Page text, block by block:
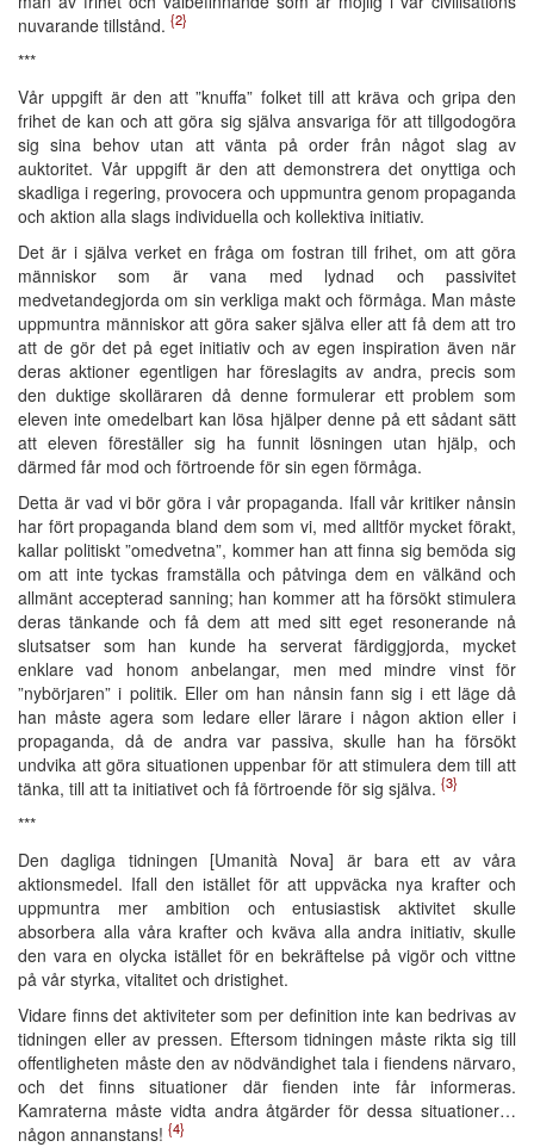
nuvarande tillstånd. {2}
***
Vår uppgift är den att ”knuffa” folket till att kräva och gripa den
frihet de kan och att göra sig själva ansvariga för att tillgodogöra
sig sina behov utan att vänta på order från något slag av
auktoritet. Vår uppgift är den att demonstrera det onyttiga och
skadliga i regering, provocera och uppmuntra genom propaganda
och aktion alla slags individuella och kollektiva initiativ.
Det är i själva verket en fråga om fostran till frihet, om att göra
människor som är vana med lydnad och passivitet
medvetandegjorda om sin verkliga makt och förmåga. Man måste
uppmuntra människor att göra saker själva eller att få dem att tro
att de gör det på eget initiativ och av egen inspiration även när
deras aktioner egentligen har föreslagits av andra, precis som
den duktige skolläraren då denne formulerar ett problem som
eleven inte omedelbart kan lösa hjälper denne på ett sådant sätt
att eleven föreställer sig ha funnit lösningen utan hjälp, och
därmed får mod och förtroende för sin egen förmåga.
Detta är vad vi bör göra i vår propaganda. Ifall vår kritiker nånsin
har fört propaganda bland dem som vi, med alltför mycket förakt,
kallar politiskt ”omedvetna”, kommer han att finna sig bemöda sig
om att inte tyckas framställa och påtvinga dem en välkänd och
allmänt accepterad sanning; han kommer att ha försökt stimulera
deras tänkande och få dem att med sitt eget resonerande nå
slutsatser som han kunde ha serverat färdiggjorda, mycket
enklare vad honom anbelangar, men med mindre vinst för
”nybörjaren” i politik. Eller om han nånsin fann sig i ett läge då
han måste agera som ledare eller lärare i någon aktion eller i
propaganda, då de andra var passiva, skulle han ha försökt
undvika att göra situationen uppenbar för att stimulera dem till att
tänka, till att ta initiativet och få förtroende för sig själva. {3}
***
Den dagliga tidningen [Umanità Nova] är bara ett av våra
aktionsmedel. Ifall den istället för att uppväcka nya krafter och
uppmuntra mer ambition och entusiastisk aktivitet skulle
absorbera alla våra krafter och kväva alla andra initiativ, skulle
den vara en olycka istället för en bekräftelse på vigör och vittne
på vår styrka, vitalitet och dristighet.
Vidare finns det aktiviteter som per definition inte kan bedrivas av
tidningen eller av pressen. Eftersom tidningen måste rikta sig till
offentligheten måste den av nödvändighet tala i fiendens närvaro,
och det finns situationer där fienden inte får informeras.
Kamraterna måste vidta andra åtgärder för dessa situationer…
någon annanstans! {4}